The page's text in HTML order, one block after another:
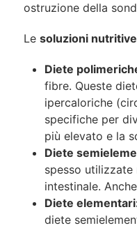
ostruzione della
Le soluzioni
Diete
fibre. Queste
ipercaloriche
specifiche per
più elevato e la
Diete
spesso
intestinale.
Diete
diete